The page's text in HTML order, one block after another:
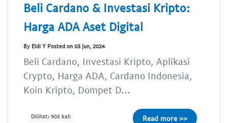
Beli Cardano & Investasi Kripto:
Harga ADA Aset Digital
By Eldi Y Posted on 03 Jun, 2024
Beli Cardano, Investasi Kripto, Aplikasi
Crypto, Harga ADA, Cardano Indonesia,
Koin Kripto, Dompet D...
Dilihat: 905 kali Read more >>